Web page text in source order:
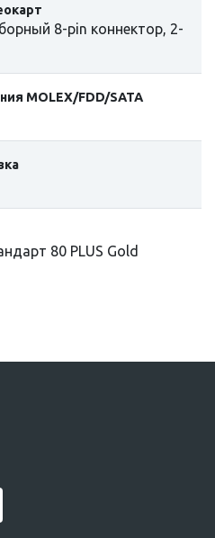
8-pin коннектор, 2-
MOLEX/FDD/SATA
80 PLUS Gold